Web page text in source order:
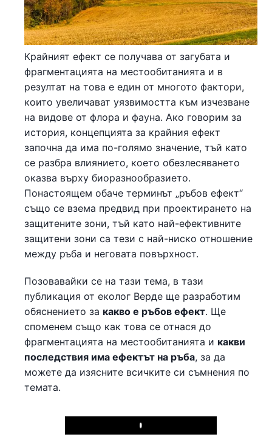
Крайният ефект се получава от загубата и
фрагментацията на местообитанията и в
резултат на това е един от многото фактори,
които увеличават уязвимостта към изчезване
на видове от флора и фауна. Ако говорим за
история, концепцията за крайния ефект
започна да има по-голямо значение, тъй като
се разбра влиянието, което обезлесяването
оказва върху биоразнообразието.
Понастоящем обаче терминът „ръбов ефект“
също се взема предвид при проектирането на
защитените зони, тъй като най-ефективните
защитени зони са тези с най-ниско отношение
между ръба и неговата повърхност.
Позовавайки се на тази тема, в тази
публикация от еколог Верде ще разработим
обяснението за какво е ръбов ефект. Ще
споменем също как това се отнася до
фрагментацията на местообитанията и какви
последствия има ефектът на ръба, за да
можете да изясните всичките си съмнения по
темата.
Play